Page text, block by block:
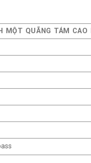
MỘT QUÃNG TÁM CAO